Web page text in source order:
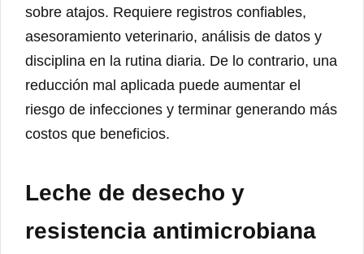
sobre atajos. Requiere registros confiables,
asesoramiento veterinario, análisis de datos y
disciplina en la rutina diaria. De lo contrario, una
reducción mal aplicada puede aumentar el
riesgo de infecciones y terminar generando más
costos que beneficios.
Leche de desecho y
resistencia antimicrobiana